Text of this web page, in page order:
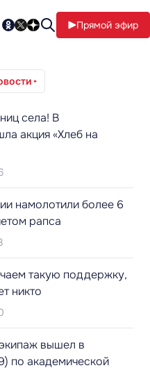
Прямой эфир
села! В
акция «Хлеб на
намолотили более 6
рапса
такую поддержку,
никто
вышел в
по академической